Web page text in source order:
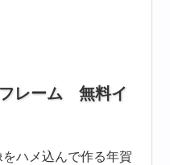
レーム 無料イ
ハメ込んで作る年賀